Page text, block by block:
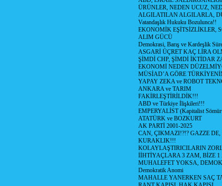
ÜRÜNLER, NEDEN UCUZ,
ALGILATILAN ALGILARLA,
Vatandaşlık Hukuku Bozulunca!!
EKONOMİK EŞİTSİZLİKLER,
ALIM GÜCÜ
Demokrasi, Barış ve Kardeşlik
ASGARİ ÜÇRET KAÇ LİRA
ŞİMDİ CHP, ŞİMDİ İKTİDAR
EKONOMİ NEDEN
MÜSİAD’A GÖRE
YAPAY ZEKA ve ROBOT
ANKARA ve TARIM
FAKİRLEŞTİRİLDİK!!!
ABD ve Türkiye İlişkileri!!!
EMPERYALİST (Kapitalist
ATATÜRK ve BOZKURT
AK PARTİ 2001-2025
CAN, ÇIKMAZI!?!? GAZZE
KURAKLIK!!!
KOLAYLAŞTIRICILARIN
İİHTİYAÇLARA 3 ZAM, BİZE
MUHALEFET YOKSA,
Demokratik Anomi
MAHALLE YANERKEN SAÇ